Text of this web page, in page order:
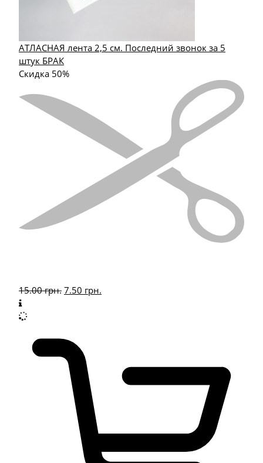
АТЛАСНАЯ лента 2,5 см. Последний звонок за 5
штук БРАК
Скидка 50%
15.00грн. 7.50 грн.